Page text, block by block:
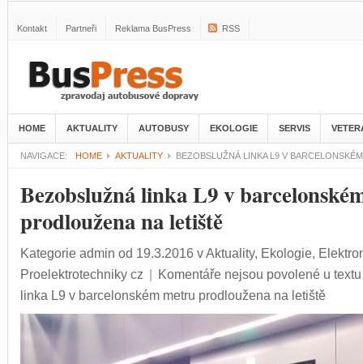
Kontakt Partneři Reklama BusPress RSS
HOME AKTUALITY AUTOBUSY EKOLOGIE SERVIS
NAVIGACE: HOME AKTUALITY BEZOBSLUŽNÁ LINKA L9 V
Bezobslužná linka L9 v
prodloužena na letiště
Kategorie admin od 19.3.2016 vAktuality, Ekologie,
Proelektrotechniky cz | Komentáře nejsou povolenéu textu
linka L9 v barcelonském metru prodloužena na letiště